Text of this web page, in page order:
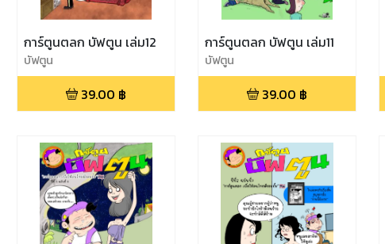
การ์ตูนตลก บัฟตูน เล่ม12
บัฟตูน
39.00 ฿
การ์ตูนตลก บัฟตูน เล่ม11
บัฟตูน
39.00 ฿